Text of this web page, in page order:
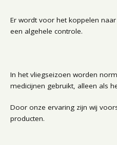
Er wordt voor het koppelen
een algehele controle.
In het vliegseizoen worden
medicijnen gebruikt, alleen als
Door onze ervaring zijn wij
producten.